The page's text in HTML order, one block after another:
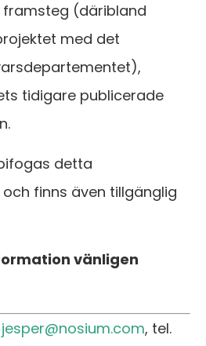
(däribland
med det
tidigare publicerade
detta
finns även tillgänglig
vänligen
jesper@nosium.com, tel.